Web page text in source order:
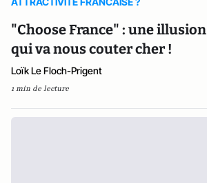
"Choose France" : une illusion
qui va nous couter cher !
Loïk Le Floch-Prigent
1 min de lecture